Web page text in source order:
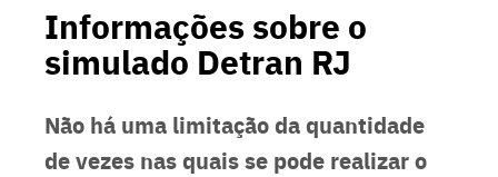
Informações sobre o
simulado Detran RJ
Não há uma limitação da quantidade
de vezes nas quais se pode realizar o